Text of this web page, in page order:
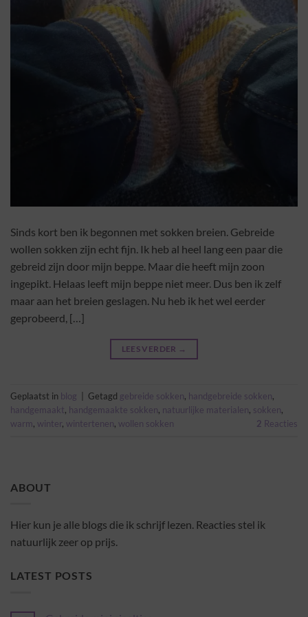
Sinds kort ben ik begonnen met sokken breien. Gebreide
wollen sokken zijn echt fijn. Ik heb al heel lang een paar die
gebreid zijn door mijn beppe. Maar die heeft mijn zoon
ingepikt. Helaas leeft mijn beppe niet meer. Dus ben ik zelf
maar aan het breien geslagen. Nu heb ik het wel eerder
geprobeerd, […]
LEES VERDER →
Geplaatst in blog Getagd gebreide sokken, handgebreide sokken,
handgemaakt, handgemaakte sokken, natuurlijke materialen, sokken,
warm, winter, wintertenen, wollen sokken 2 Reacties
ABOUT
Hier kun je alle blogs die ik schrijf lezen. Reacties stel ik
natuurlijk zeer op prijs.
LATEST POSTS